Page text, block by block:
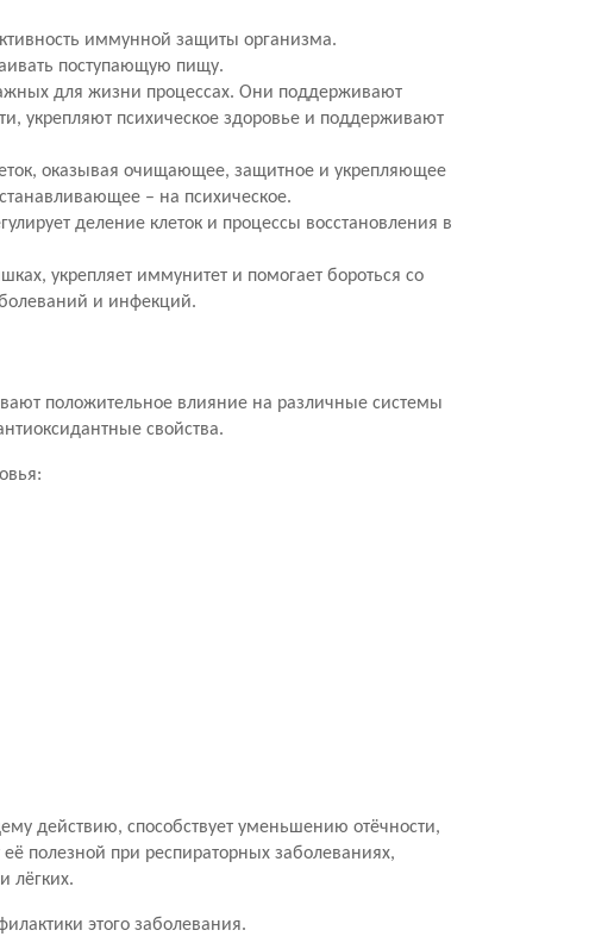
иммунной защиты организма.
поступающую пищу.
для жизни процессах. Они поддерживают
укрепляют психическое здоровье и поддерживают
оказывая очищающее, защитное и укрепляющее
– на психическое.
деление клеток и процессы восстановления в
укрепляет иммунитет и помогает бороться со
и инфекций.
положительное влияние на различные системы
свойства.
действию, способствует уменьшению отёчности,
полезной при респираторных заболеваниях,
лёгких.
этого заболевания.